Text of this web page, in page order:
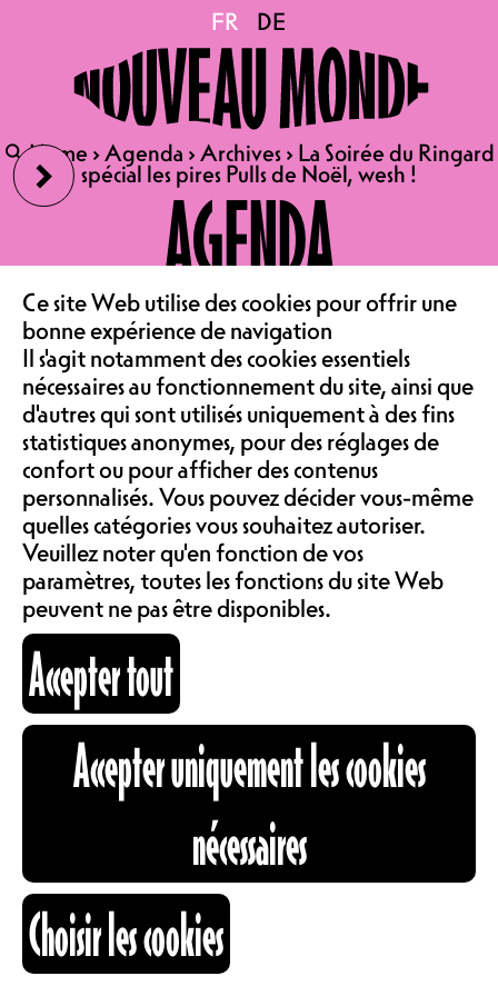
›
‹
FR DE
🔍Home›Agenda ›Archives› La Soirée du Ringard
spécial les pires Pulls de Noël, wesh !
AGENDA
LE CAFÉ
ASSOCIATION &
COMMUNAUTÉ
LOCATIONS
ABOS & TARIFS
INFORMATIONS
CARTOGRAPHIE
RECHERCHE
FR DE
🔍Home›Agenda ›Archives› La Soirée du Ringard
spécial les pires Pulls de Noël, wesh !
La Soirée du Ringard
spécial les pires Pulls de
Noël, wesh !
LA SOIRÉE DU RINGARD
SPÉCIAL LES PIRES PULLS DE
NOËL, WESH !
AVEC LES DJS SATAN CLAUS |
PARTY
ENTRÉE LIBRE
Au Nouveau Monde on aime les
traditions, surtout quand il s’agit de
faire la fête ! Et celle-ci, elle est
mythique !
Les pires pulls de Noël,
wesh !
Ce site Web utilise des cookies pour offrir une
bonne expérience de navigation
Il s'agit notamment des cookies essentiels
nécessaires au fonctionnement du site, ainsi que
d'autres qui sont utilisés uniquement à des fins
statistiques anonymes, pour des réglages de
confort ou pour afficher des contenus
personnalisés. Vous pouvez décider vous-même
quelles catégories vous souhaitez autoriser.
Veuillez noter qu'en fonction de vos
paramètres, toutes les fonctions du site Web
peuvent ne pas être disponibles.
Accepter tout
Accepter uniquement les cookies
nécessaires
Choisir les cookies